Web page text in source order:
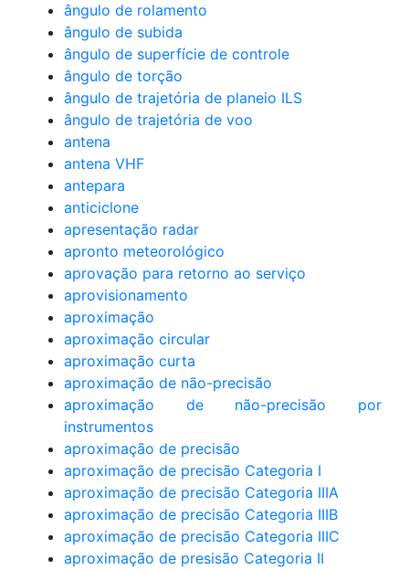
ângulo de rolamento
ângulo de subida
ângulo de superfície de controle
ângulo de torção
ângulo de trajetória de planeio ILS
ângulo de trajetória de voo
antena
antena VHF
antepara
anticiclone
apresentação radar
apronto meteorológico
aprovação para retorno ao serviço
aprovisionamento
aproximação
aproximação circular
aproximação curta
aproximação de não-precisão
aproximação de não-precisão por
instrumentos
aproximação de precisão
aproximação de precisão Categoria I
aproximação de precisão Categoria IIIA
aproximação de precisão Categoria IIIB
aproximação de precisão Categoria IIIC
aproximação de presisão Categoria II